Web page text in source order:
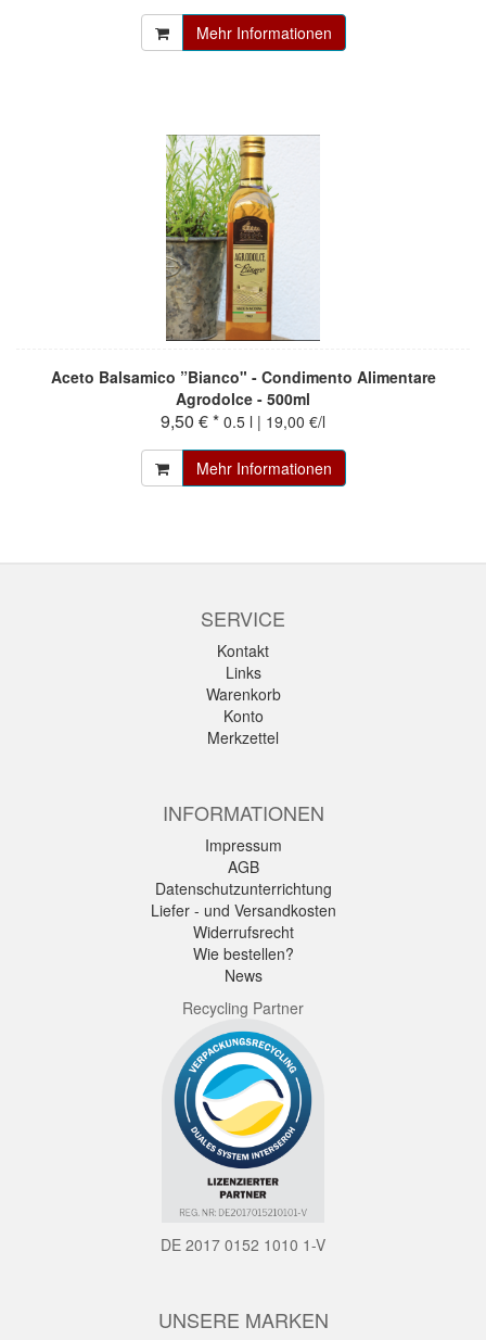
Mehr Informationen
Aceto Balsamico ”Bianco" - Condimento Alimentare
Agrodolce - 500ml
9,50 € * 0.5 l | 19,00 €/l
Mehr Informationen
SERVICE
Kontakt
Links
Warenkorb
Konto
Merkzettel
INFORMATIONEN
Impressum
AGB
Datenschutzunterrichtung
Liefer - und Versandkosten
Widerrufsrecht
Wie bestellen?
News
Recycling Partner
DE 2017 0152 1010 1-V
UNSERE MARKEN